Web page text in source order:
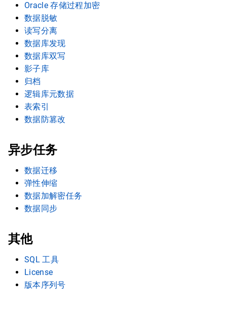
Oracle 存储过程加密
数据脱敏
读写分离
数据库发现
数据库双写
影子库
归档
逻辑库元数据
表索引
数据防篡改
异步任务
数据迁移
弹性伸缩
数据加解密任务
数据同步
其他
SQL 工具
License
版本序列号